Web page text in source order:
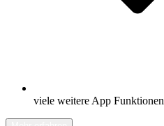
viele weitere App Funktionen